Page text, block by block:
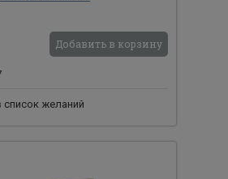
Добавить в корзину
список желаний